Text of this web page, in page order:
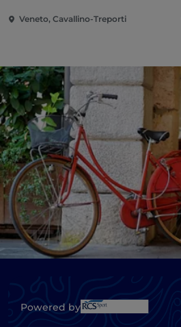
Veneto, Cavallino-Treporti
Powered by